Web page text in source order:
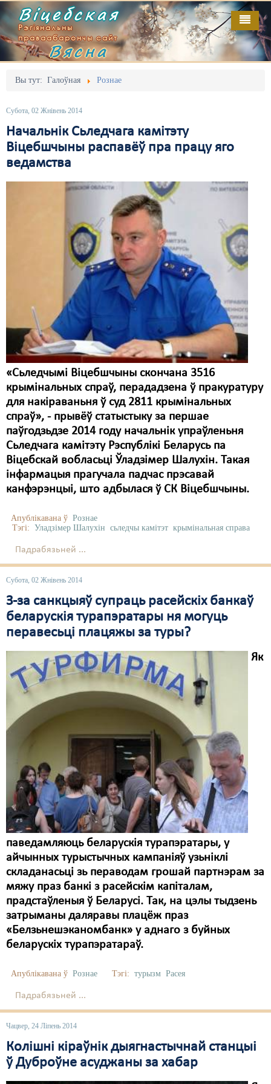
Віцебская
Рэгіянальны
праваабарончы сайт
Вясна
Вы тут: Галоўная Рознае
Субота, 02 Жнівень 2014
Начальнік Сьледчага камітэту
Віцебшчыны распавёў пра працу яго
ведамства
«Сьледчымі Віцебшчыны скончана 3516
крымінальных спраў, перададзена ў пракуратуру
для накіраваньня ў суд 2811 крымінальных
спраў», - прывёў статыстыку за першае
паўгодзьдзе 2014 году начальнік упраўленьня
Сьледчага камітэту Рэспублікі Беларусь па
Віцебскай вобласьці Ўладзімер Шалухін. Такая
інфармацыя прагучала падчас прэсавай
канфэрэнцыі, што адбылася ў СК Віцебшчыны.
Апублікавана ў Рознае
Тэгі: Уладзімер Шалухін сьледчы камітэт крымінальная справа
Падрабязьней ...
Субота, 02 Жнівень 2014
З-за санкцыяў супраць расейскіх банкаў
беларускія турапэратары ня могуць
перавесьці плацяжы за туры?
Як
паведамляюць беларускія турапэратары, у
айчынных турыстычных кампаніяў узьніклі
складанасьці зь пераводам грошай партнэрам за
мяжу праз банкі з расейскім капіталам,
прадстаўленыя ў Беларусі. Так, на цэлы тыдзень
затрыманы даляравы плацёж праз
«Белзьнешэканомбанк» у аднаго з буйных
беларускіх турапэратараў.
Апублікавана ў Рознае Тэгі: турызм Расея
Падрабязьней ...
Чацвер, 24 Ліпень 2014
Колішні кіраўнік дыягнастычнай станцыі
ў Дуброўне асуджаны за хабар
Галоўная
Адміністрацыйны перасьлед
Безбар'ернае асяродзьдзе
Выбары
Дыскрымінацыя
Карная псыхіятрыя
Культурныя правы
ЛПП
Мігранты
Мірныя сходы
Палітвязьні
Праваабаронцы
Правы дзіцяці
Пэнітэнцыярная сыстэма
Распальваньне варожасьці
Свабода слова
Свабода сумленьня
Суд
Сьмяротнае пакараньне
Экалёгія
Правы працоўных
Сацыяльныя правы
Выданьні
Кантакт
Пра нас